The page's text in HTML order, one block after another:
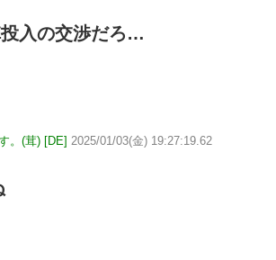
入の交渉だろ…
。(茸) [DE] 2025/01/03(金) 19:27:19.62